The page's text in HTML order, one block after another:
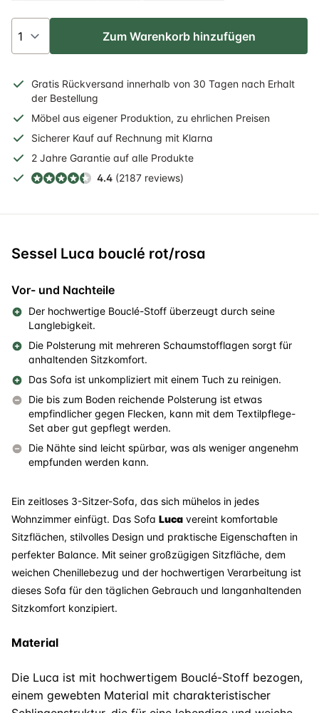
Zum Warenkorb hinzufügen
Gratis Rückversand innerhalb von 30 Tagen nach Erhalt
der Bestellung
Möbel aus eigener Produktion, zu ehrlichen Preisen
Sicherer Kauf auf Rechnung mit Klarna
2 Jahre Garantie auf alle Produkte
4.4 (2187 reviews)
Sessel Luca bouclé rot/rosa
Vor- und Nachteile
Der hochwertige Bouclé-Stoff überzeugt durch seine
Langlebigkeit.
Die Polsterung mit mehreren Schaumstofflagen sorgt für
anhaltenden Sitzkomfort.
Das Sofa ist unkompliziert mit einem Tuch zu reinigen.
Die bis zum Boden reichende Polsterung ist etwas
empfindlicher gegen Flecken, kann mit dem Textilpflege-
Set aber gut gepflegt werden.
Die Nähte sind leicht spürbar, was als weniger angenehm
empfunden werden kann.
Ein zeitloses 3-Sitzer-Sofa, das sich mühelos in jedes
Wohnzimmer einfügt. Das Sofa Luca vereint komfortable
Sitzflächen, stilvolles Design und praktische Eigenschaften in
perfekter Balance. Mit seiner großzügigen Sitzfläche, dem
weichen Chenillebezug und der hochwertigen Verarbeitung ist
dieses Sofa für den täglichen Gebrauch und langanhaltenden
Sitzkomfort konzipiert.
Material
Die Luca ist mit hochwertigem Bouclé-Stoff bezogen,
einem gewebten Material mit charakteristischer